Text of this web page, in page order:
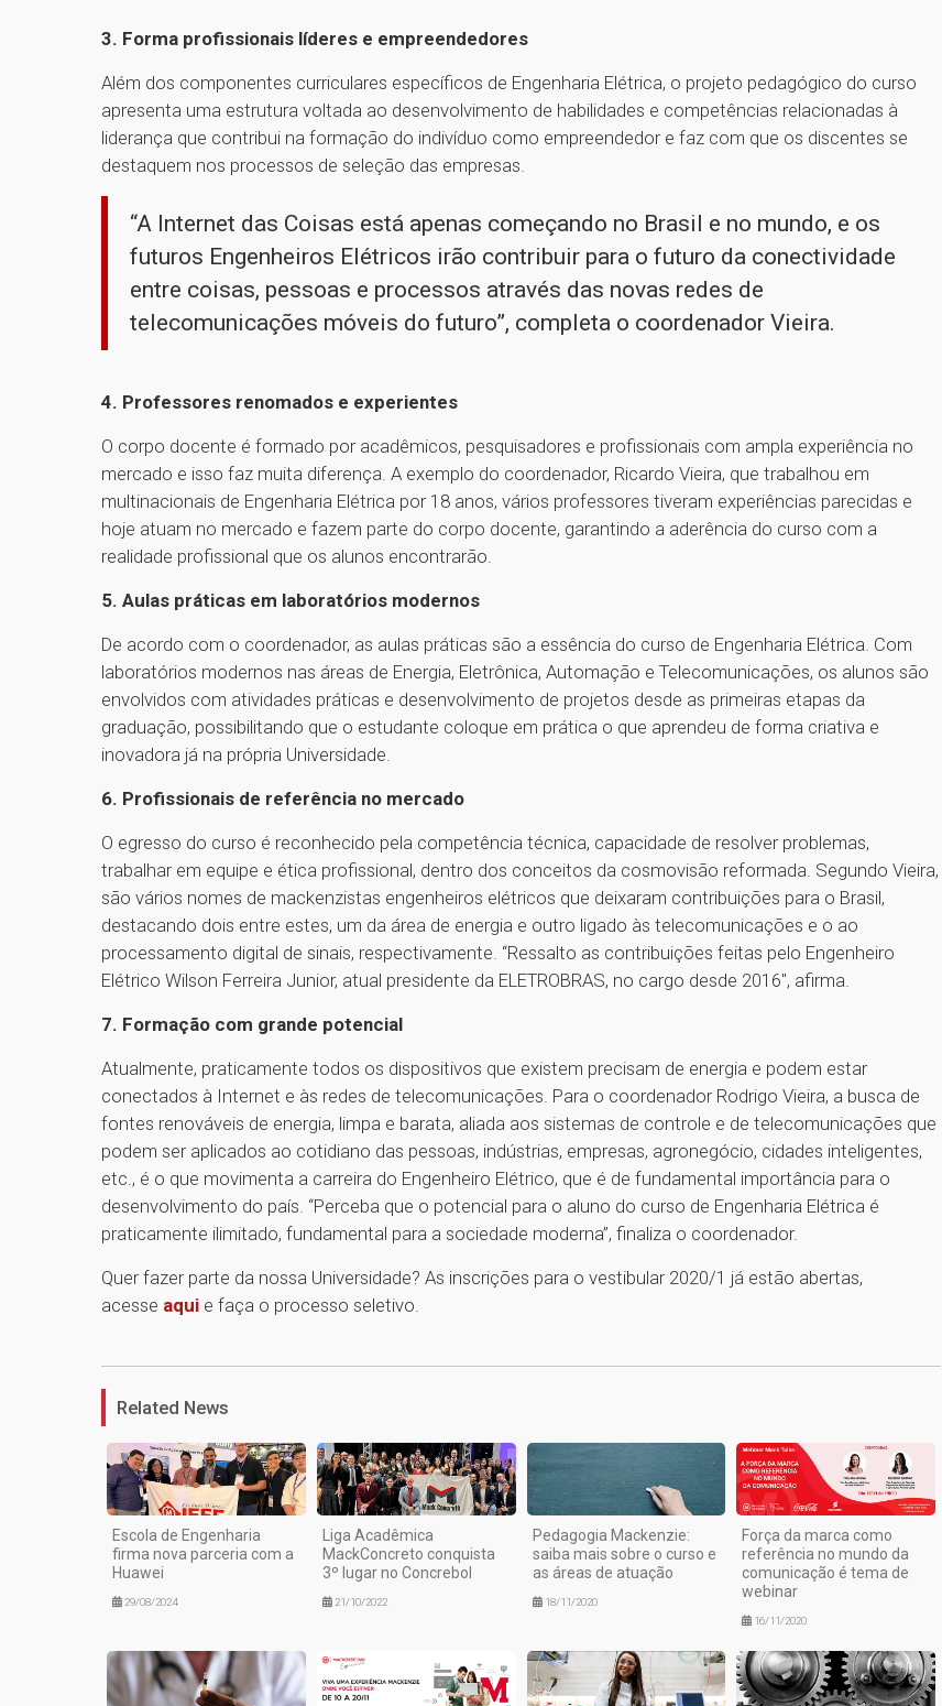
3. Forma profissionais líderes e empreendedores
Além dos componentes curriculares específicos de Engenharia Elétrica, o projeto pedagógico do curso
apresenta uma estrutura voltada ao desenvolvimento de habilidades e competências relacionadas à
liderança que contribui na formação do indivíduo como empreendedor e faz com que os discentes se
destaquem nos processos de seleção das empresas.
“A Internet das Coisas está apenas começando no Brasil e no mundo, e os
futuros Engenheiros Elétricos irão contribuir para o futuro da conectividade
entre coisas, pessoas e processos através das novas redes de
telecomunicações móveis do futuro”, completa o coordenador Vieira.
4. Professores renomados e experientes
O corpo docente é formado por acadêmicos, pesquisadores e profissionais com ampla experiência no
mercado e isso faz muita diferença. A exemplo do coordenador, Ricardo Vieira, que trabalhou em
multinacionais de Engenharia Elétrica por 18 anos, vários professores tiveram experiências parecidas e
hoje atuam no mercado e fazem parte do corpo docente, garantindo a aderência do curso com a
realidade profissional que os alunos encontrarão.
5. Aulas práticas em laboratórios modernos
De acordo com o coordenador, as aulas práticas são a essência do curso de Engenharia Elétrica. Com
laboratórios modernos nas áreas de Energia, Eletrônica, Automação e Telecomunicações, os alunos são
envolvidos com atividades práticas e desenvolvimento de projetos desde as primeiras etapas da
graduação, possibilitando que o estudante coloque em prática o que aprendeu de forma criativa e
inovadora já na própria Universidade.
6. Profissionais de referência no mercado
O egresso do curso é reconhecido pela competência técnica, capacidade de resolver problemas,
trabalhar em equipe e ética profissional, dentro dos conceitos da cosmovisão reformada. Segundo Vieira,
são vários nomes de mackenzistas engenheiros elétricos que deixaram contribuições para o Brasil,
destacando dois entre estes, um da área de energia e outro ligado às telecomunicações e o ao
processamento digital de sinais, respectivamente. “Ressalto as contribuições feitas pelo Engenheiro
Elétrico Wilson Ferreira Junior, atual presidente da ELETROBRAS, no cargo desde 2016", afirma.
7. Formação com grande potencial
Atualmente, praticamente todos os dispositivos que existem precisam de energia e podem estar
conectados à Internet e às redes de telecomunicações. Para o coordenador Rodrigo Vieira, a busca de
fontes renováveis de energia, limpa e barata, aliada aos sistemas de controle e de telecomunicações que
podem ser aplicados ao cotidiano das pessoas, indústrias, empresas, agronegócio, cidades inteligentes,
etc., é o que movimenta a carreira do Engenheiro Elétrico, que é de fundamental importância para o
desenvolvimento do país. “Perceba que o potencial para o aluno do curso de Engenharia Elétrica é
praticamente ilimitado, fundamental para a sociedade moderna”, finaliza o coordenador.
Quer fazer parte da nossa Universidade? As inscrições para o vestibular 2020/1 já estão abertas,
acesse aqui e faça o processo seletivo.
Related News
Escola de Engenharia
firma nova parceria com a
Huawei
29/08/2024
Liga Acadêmica
MackConcreto conquista
3º lugar no Concrebol
21/10/2022
Pedagogia Mackenzie:
saiba mais sobre o curso e
as áreas de atuação
18/11/2020
Força da marca como
referência no mundo da
comunicação é tema de
webinar
16/11/2020